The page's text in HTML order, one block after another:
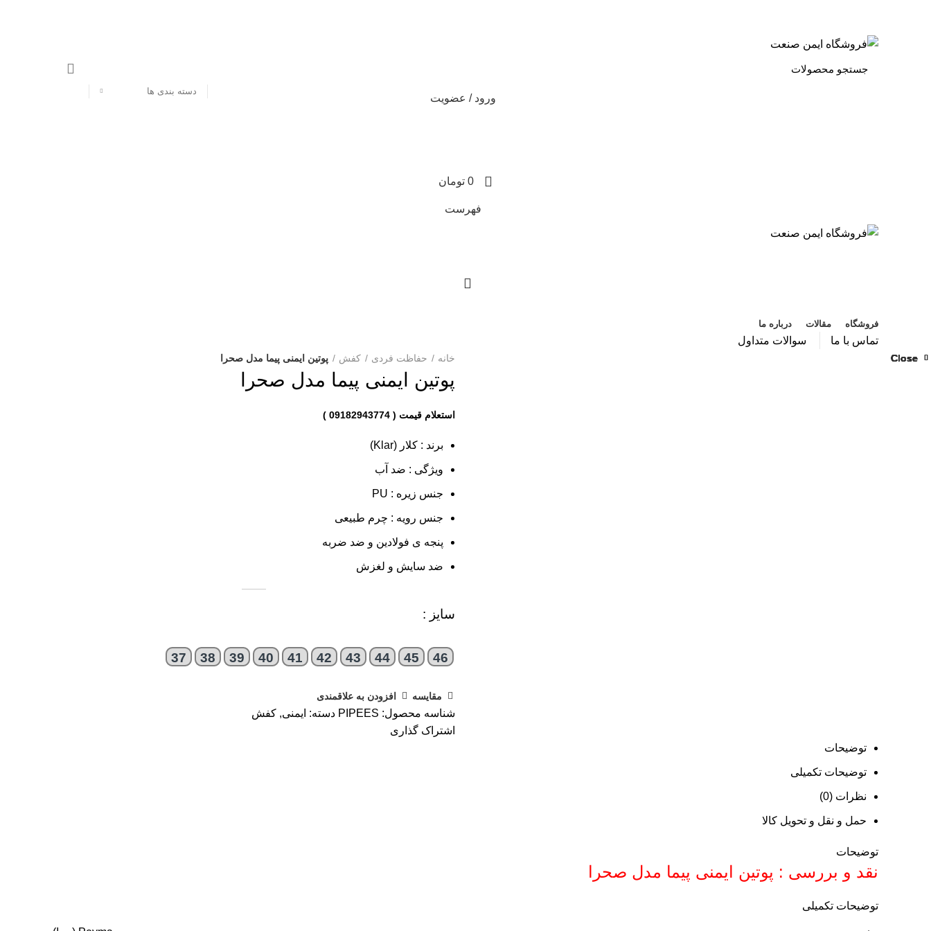
دسته بندی ها
ورود / عضویت
0 تومان
فهرست
فروشگاه مقالات درباره ما
تماس با ما سوالات متداول
خانه حفاظت فردی کفش پوتین ایمنی پیما مدل صحرا
پوتین ایمنی پیما مدل صحرا
برند : کلار (Klar)
ویژگی : ضد آب
جنس زیره : PU
جنس رویه : چرم طبیعی
پنجه ی فولادین و ضد ضربه
ضد سایش و لغزش
سایز :
37 38 39 40 41 42 43 44 45 46
مقایسه افزودن به علاقمندی
شناسه محصول: PIPEES دسته: ایمنی, کفش
اشتراک گذاری
توضیحات
توضیحات تکمیلی
نظرات (0)
حمل و نقل و تحویل کالا
توضیحات
نقد و بررسی : پوتین ایمنی پیما مدل صحرا
توضیحات تکمیلی
Close
Close
Close
Close
Close
Close
Close
Close